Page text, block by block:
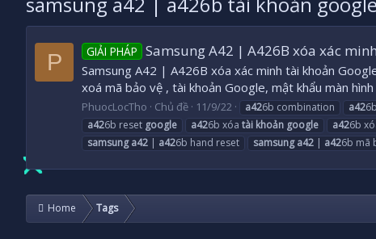
P GIẢI PHÁP Samsung A42 | A426B xóa xác
Samsung A42 | A426B xóa xác minh tài khoản
xoá mã bảo vệ , tài khoản Google, mật khẩu màn
PhuocLocTho Chủ đề 11/9/22 a426b combination a42
a426b reset google a426b xóa tài khoản google a426b
samsung a42 | a426b hand reset samsung a42 | a426b mã
Home Tags